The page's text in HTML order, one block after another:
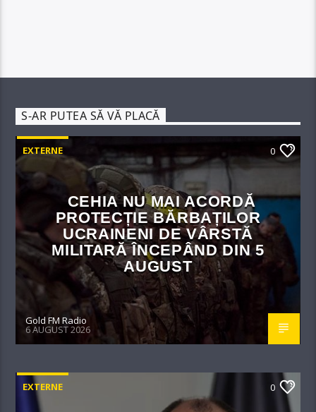
S-AR PUTEA SĂ VĂ PLACĂ
EXTERNE 0
CEHIA NU MAI ACORDĂ
PROTECȚIE BĂRBAȚILOR
UCRAINENI DE VÂRSTĂ
MILITARĂ ÎNCEPÂND DIN 5
AUGUST
Gold FM Radio
6 AUGUST 2026
EXTERNE 0